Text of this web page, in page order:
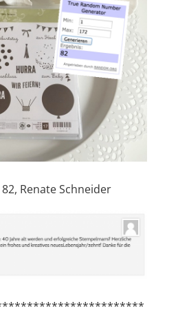
Renate Schneider